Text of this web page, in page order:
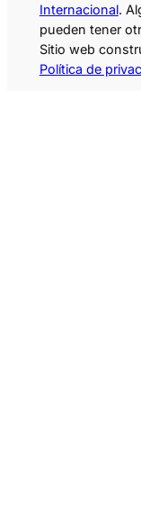
Internacional.
pueden tener
Sitio web
Política de